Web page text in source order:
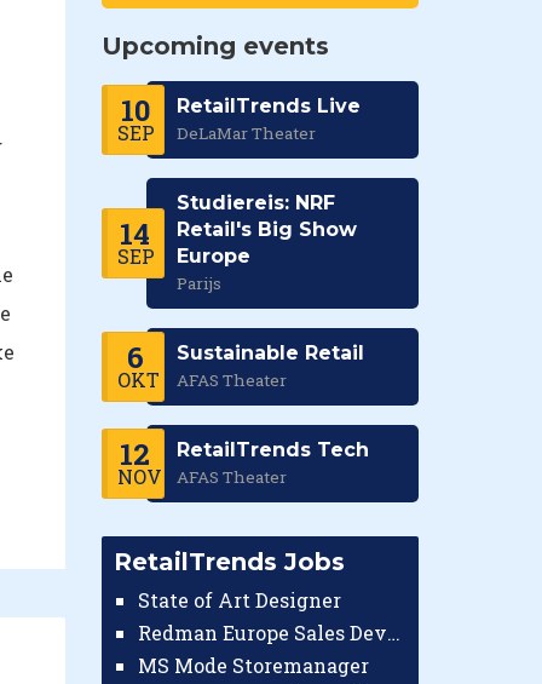
Upcoming events
10
SEP
RetailTrends Live
DeLaMar Theater
14
SEP
Studiereis: NRF
Retail's Big Show
Europe
Parijs
6
OKT
Sustainable Retail
AFAS Theater
12
NOV
RetailTrends Tech
AFAS Theater
RetailTrends Jobs
State of Art Designer
Redman Europe Sales Developer (Europe)
MS Mode Storemanager